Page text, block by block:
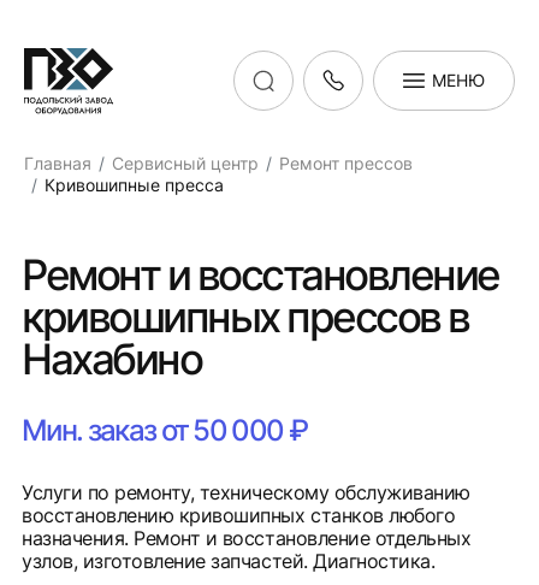
МЕНЮ
Главная Сервисный центр
Ремонт прессов
Кривошипные пресса
Ремонт и восстановление
кривошипных прессов в
Нахабино
Мин. заказ от 50 000 ₽
Услуги по ремонту, техническому обслуживанию
восстановлению кривошипных станков любого
назначения. Ремонт и восстановление отдельных
узлов, изготовление запчастей. Диагностика.